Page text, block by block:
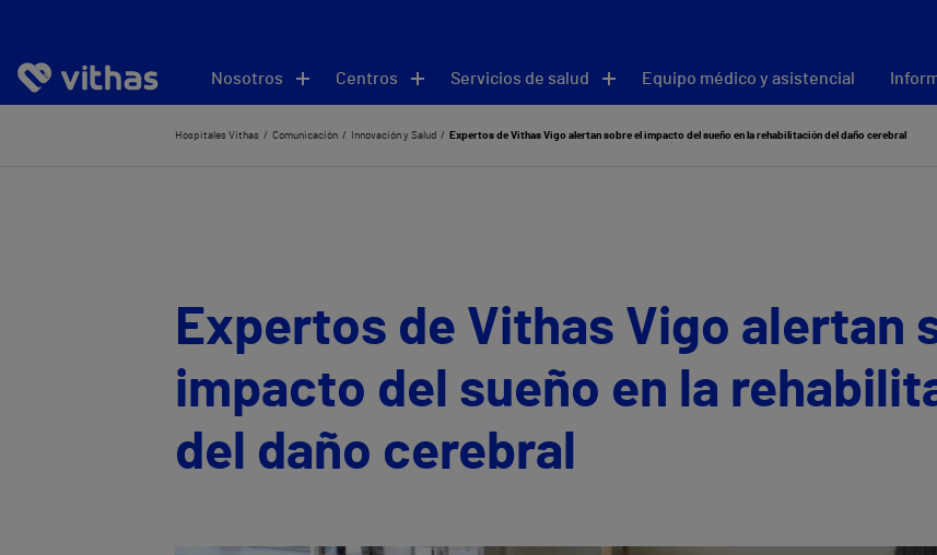
Nosotros Centros Servicios de salud Equipo médico y asistencial
Hospitales Vithas Comunicación Innovación y Salud Expertos de Vithas Vigo alertan sobre el impacto del sueño en la rehabilitación del daño cerebral
Expertos de Vithas Vigo alertan
impacto del sueño en la
del daño cerebral